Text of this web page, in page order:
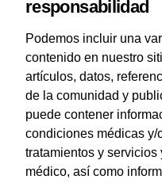
responsabilidad
Podemos incluir una
contenido en nuestro
artículos, datos,
de la comunidad y
puede contener
condiciones médicas y/
tratamientos y
médico, así como